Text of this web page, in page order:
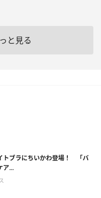
と見る
トブラにちいかわ登場！ 「バ
ア...